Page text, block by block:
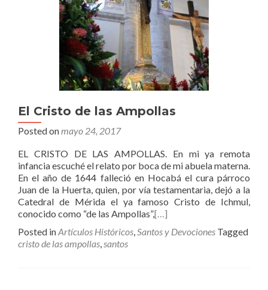
El Cristo de las Ampollas
Posted onmayo 24, 2017
EL CRISTO DE LAS AMPOLLAS. En mi ya remota
infancia escuché el relato por boca de mi abuela materna.
En el año de 1644 falleció en Hocabá el cura párroco
Juan de la Huerta, quien, por vía testamentaria, dejó a la
Catedral de Mérida el ya famoso Cristo de Ichmul,
conocido como “de las Ampollas”,[…]
Posted inArtículos Históricos,Santos y Devociones Tagged
cristo de las ampollas,santos